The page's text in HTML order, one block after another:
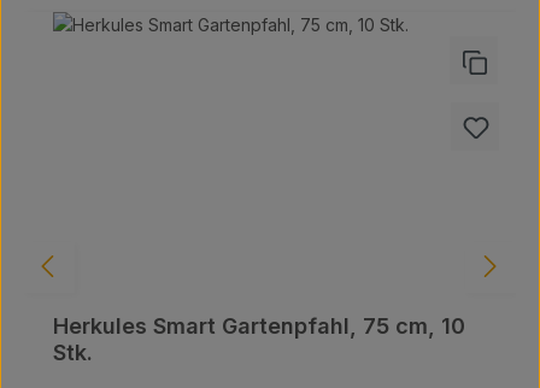
Herkules Smart Gartenpfahl, 75 cm, 10
Stk.